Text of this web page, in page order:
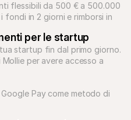
fondi in 2 giorni e rimborsi in
per le startup
startup fin dal primo giorno.
per avere accesso a
Pay come metodo di